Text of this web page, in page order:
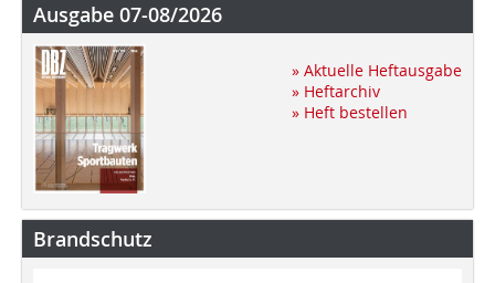
Ausgabe 07-08/2026
» Aktuelle Heftausgabe
» Heftarchiv
» Heft bestellen
Brandschutz